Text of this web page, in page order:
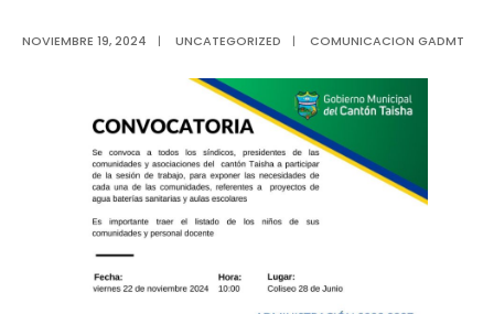
NOVIEMBRE 19, 2024 | UNCATEGORIZED | COMUNICACION GADMT